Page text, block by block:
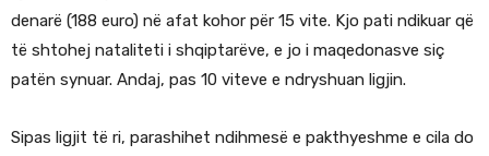
denarë (188 euro) në afat kohor për 15 vite. Kjo pati ndikuar që
të shtohej nataliteti i shqiptarëve, e jo i maqedonasve siç
patën synuar. Andaj, pas 10 viteve e ndryshuan ligjin.
Sipas ligjit të ri, parashihet ndihmesë e pakthyeshme e cila do